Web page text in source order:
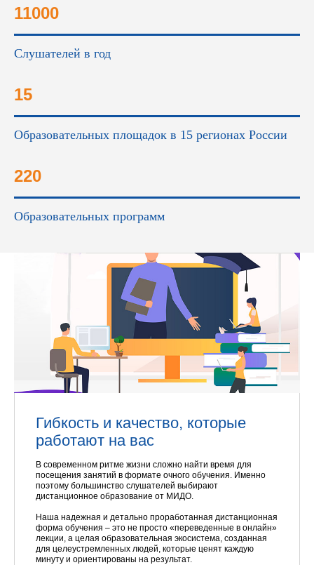
11000
Слушателей в год
15
Образовательных площадок в 15 регионах России
220
Образовательных программ
Гибкость и качество, которые
работают на вас
В современном ритме жизни сложно найти время для
посещения занятий в формате очного обучения. Именно
поэтому большинство слушателей выбирают
дистанционное образование от МИДО.
Наша надежная и детально проработанная дистанционная
форма обучения – это не просто «переведенные в онлайн»
лекции, а целая образовательная экосистема, созданная
для целеустремленных людей, которые ценят каждую
минуту и ориентированы на результат.